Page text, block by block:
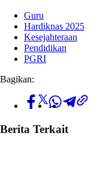
Guru
Hardiknas 2025
Kesejahteraan
Pendidikan
PGRI
Bagikan:
Berita Terkait